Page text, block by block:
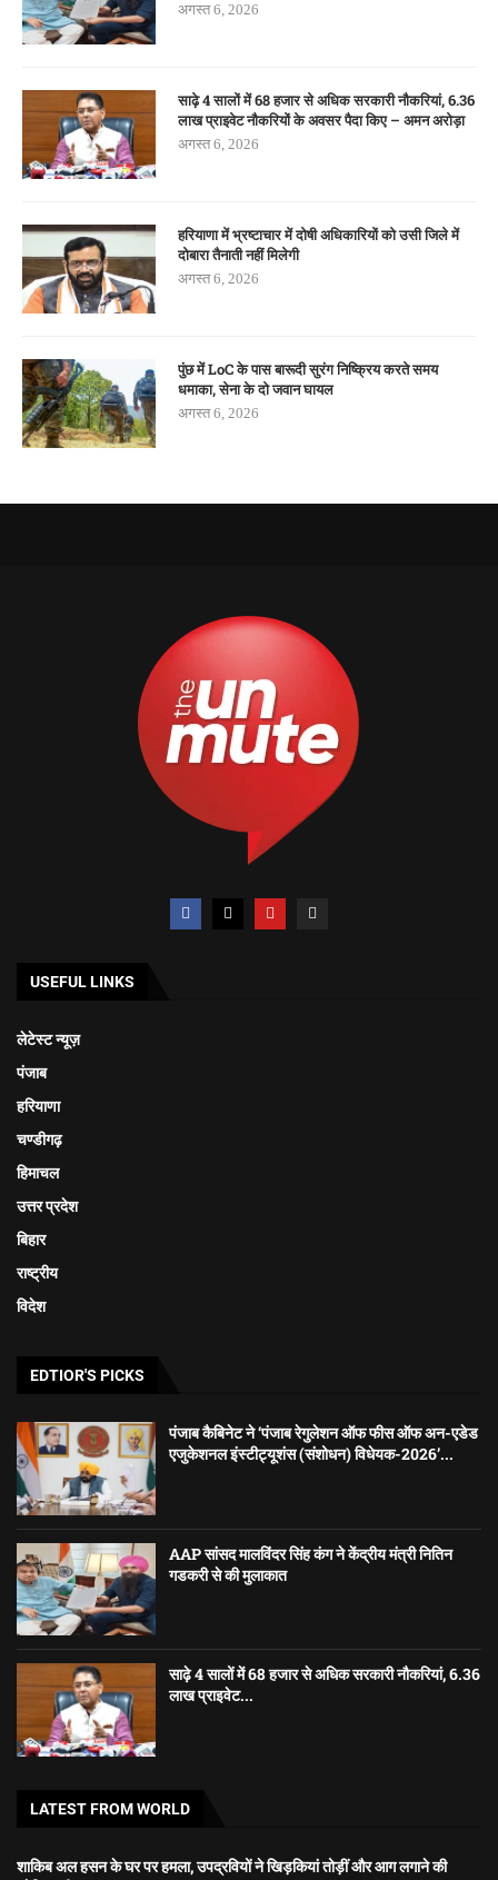
अगस्त 6, 2026
साढ़े 4 सालों में 68 हजार से अधिक सरकारी नौकरियां, 6.36
लाख प्राइवेट नौकरियों के अवसर पैदा किए – अमन अरोड़ा
अगस्त 6, 2026
हरियाणा में भ्रष्टाचार में दोषी अधिकारियों को उसी जिले में
दोबारा तैनाती नहीं मिलेगी
अगस्त 6, 2026
पुंछ में LoC के पास बारूदी सुरंग निष्क्रिय करते समय
धमाका, सेना के दो जवान घायल
अगस्त 6, 2026
USEFUL LINKS
लेटेस्ट न्यूज़
पंजाब
हरियाणा
चण्डीगढ़
हिमाचल
उत्तर प्रदेश
बिहार
राष्ट्रीय
विदेश
EDTIOR'S PICKS
पंजाब कैबिनेट ने ‘पंजाब रेगुलेशन ऑफ फीस ऑफ अन-एडेड
एजुकेशनल इंस्टीट्यूशंस (संशोधन) विधेयक-2026’...
AAP सांसद मालविंदर सिंह कंग ने केंद्रीय मंत्री नितिन
गडकरी से की मुलाकात
साढ़े 4 सालों में 68 हजार से अधिक सरकारी नौकरियां, 6.36
लाख प्राइवेट...
LATEST FROM WORLD
शाकिब अल हसन के घर पर हमला, उपद्रवियों ने खिड़कियां तोड़ीं और आग लगाने की